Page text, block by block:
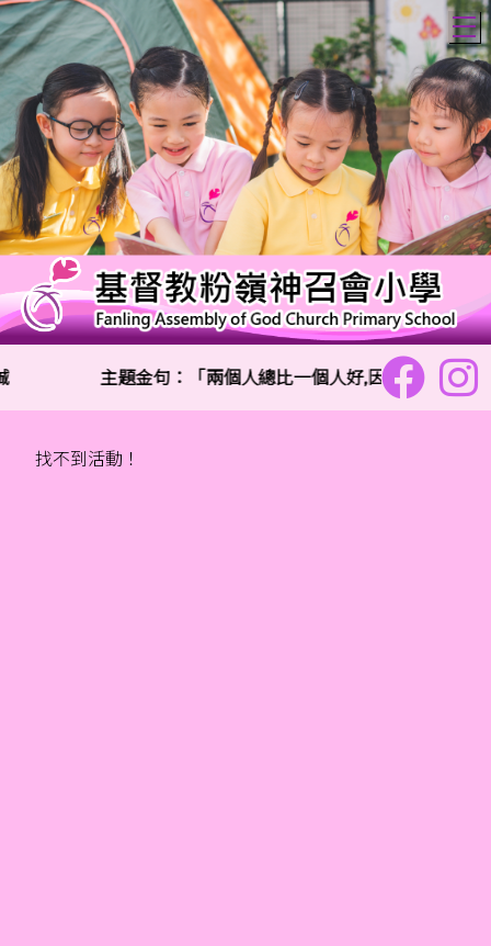
主題金句：「兩個人總比一個人好,因為二人勞碌
找不到活動！